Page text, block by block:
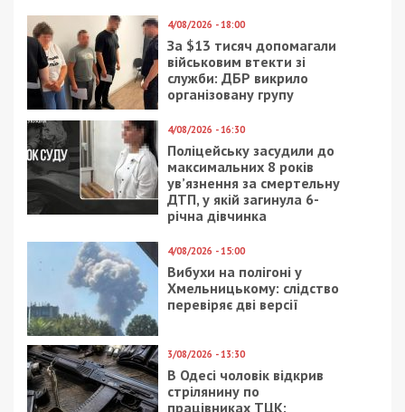
4/08/2026 - 18:00
За $13 тисяч допомагали
військовим втекти зі
служби: ДБР викрило
організовану групу
4/08/2026 - 16:30
Поліцейську засудили до
максимальних 8 років
ув’язнення за смертельну
ДТП, у якій загинула 6-
річна дівчинка
4/08/2026 - 15:00
Вибухи на полігоні у
Хмельницькому: слідство
перевіряє дві версії
3/08/2026 - 13:30
В Одесі чоловік відкрив
стрілянину по
працівниках ТЦК: